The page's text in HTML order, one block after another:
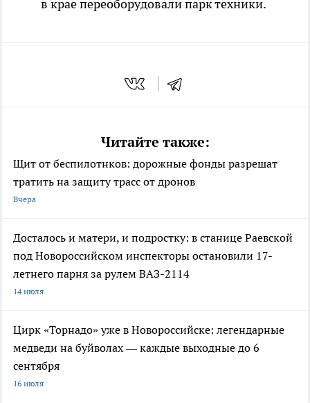
в крае переоборудовали парк техники.
Читайте также:
Щит от беспилотнков: дорожные фонды разрешат
тратить на защиту трасс от дронов
Вчера
Досталось и матери, и подростку: в станице Раевской
под Новороссийском инспекторы остановили 17-
летнего парня за рулем ВАЗ-2114
14 июля
Цирк «Торнадо» уже в Новороссийске: легендарные
медведи на буйволах — каждые выходные до 6
сентября
16 июля